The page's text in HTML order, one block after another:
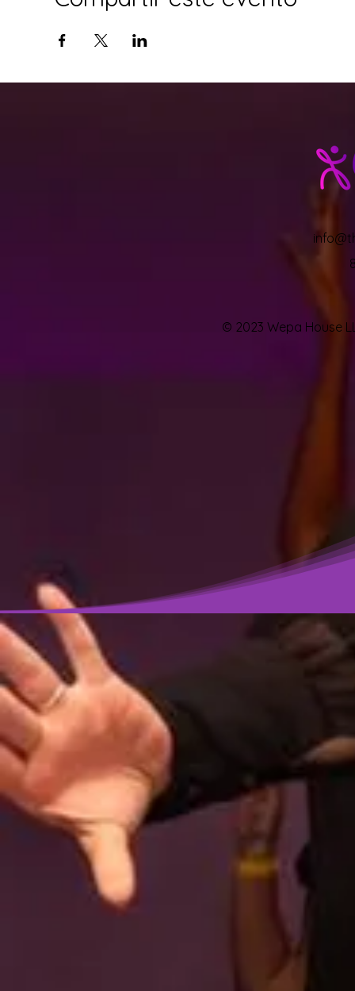
© 2023 Wepa House